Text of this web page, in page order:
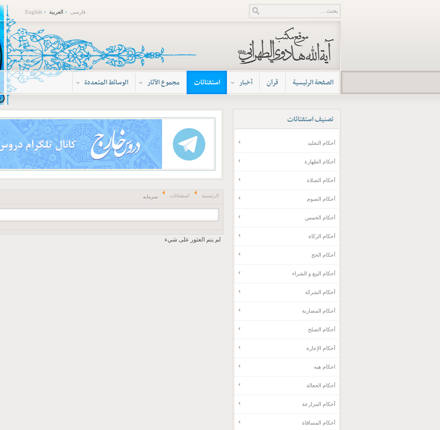
فارسی العربية English
الصفحة الرئيسية قرآن أخبار استفتائات مجموع الآثار الوسائط المتعددة
الرئيسية استفتائات سرمایه
لم يتم العثور على شيء
تصنيفاستفتائات
أحكام التقليد
أحكام الطهارة
أحكام الصلاة
أحكام الصوم
أحکام الخمس
أحكام الزكاة
أحكام الحج
أحکام البيع و الشراء
أحكام الشركة
أحكام المضاربة
أحكام الصلح
أحكام الإجارة
احکام هبه
أحكام الجعالة
أحكام المزارعة
أحكام المساقاة